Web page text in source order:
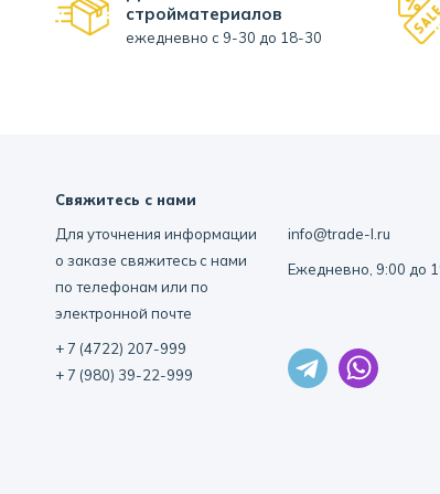
стройматериалов
ежедневно с 9-30 до 18-30
Свяжитесь с нами
Для уточнения информации
о заказе свяжитесь с нами
по телефонам или по
электронной почте
+ 7 (4722) 207-999
+ 7 (980) 39-22-999
info@trade-l.ru
Ежедневно, 9:00 до